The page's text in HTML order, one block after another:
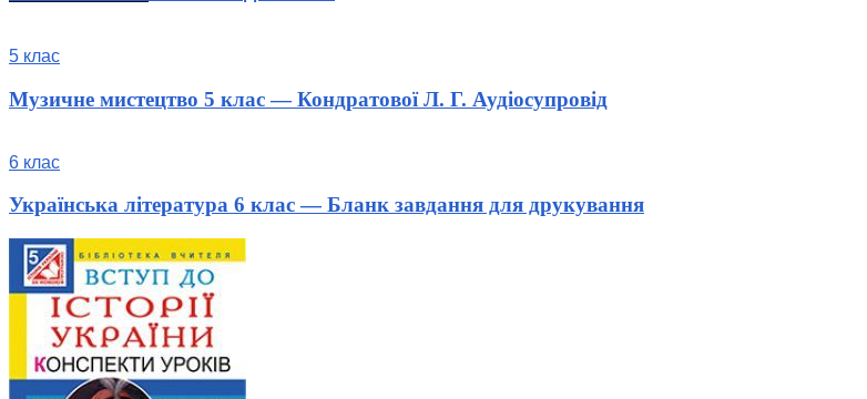
5 клас
Музичне мистецтво 5 клас — Кондратової Л. Г. Аудіосупровід
6 клас
Українська література 6 клас — Бланк завдання для друкування